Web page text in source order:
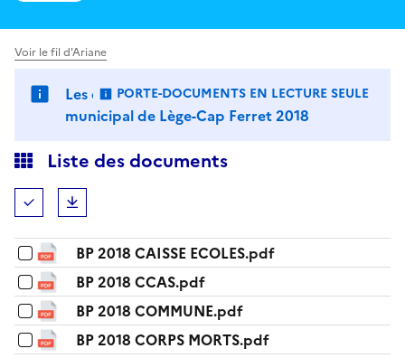
Voir le fil d'Ariane
Les documents divers du conseil
municipal de Lège-Cap Ferret 2018
PORTE-DOCUMENTS EN LECTURE SEULE
: LES FICHIERS NE SONT PAS MODIFIABLES.
Liste des documents
Tout (dé)sélectionner
BP 2018 CAISSE ECOLES.pdf
BP 2018 CCAS.pdf
BP 2018 COMMUNE.pdf
BP 2018 CORPS MORTS.pdf